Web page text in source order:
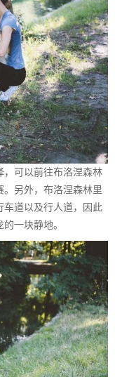
，可以前往布洛涅森林
另外，布洛涅森林里
车道以及行人道，因此
一块静地。